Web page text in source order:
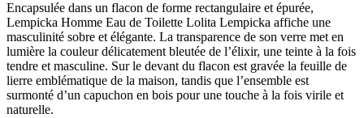
Encapsulée dans un flacon de forme rectangulaire et épurée,
Lempicka Homme Eau de Toilette Lolita Lempicka affiche une
masculinité sobre et élégante. La transparence de son verre met en
lumière la couleur délicatement bleutée de l’élixir, une teinte à la fois
tendre et masculine. Sur le devant du flacon est gravée la feuille de
lierre emblématique de la maison, tandis que l’ensemble est
surmonté d’un capuchon en bois pour une touche à la fois virile et
naturelle.